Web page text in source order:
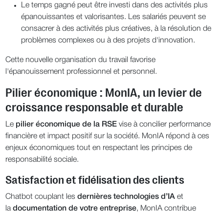
Le temps gagné peut être investi dans des activités plus
épanouissantes et valorisantes. Les salariés peuvent se
consacrer à des activités plus créatives, à la résolution de
problèmes complexes ou à des projets d'innovation.
Cette nouvelle organisation du travail favorise
l'épanouissement professionnel et personnel.
Pilier économique : MonIA, un levier de
croissance responsable et durable
Le pilier économique de la RSE vise à concilier performance
financière et impact positif sur la société. MonIA répond à ces
enjeux économiques tout en respectant les principes de
responsabilité sociale.
Satisfaction et fidélisation des clients
Chatbot couplant lesdernières technologies d’IA et
ladocumentation de votre entreprise, MonIA contribue